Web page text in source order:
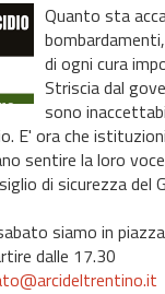
Quanto sta
di ogni cura
Striscia dal
sono
E' ora che
sentire la loro
di sicurezza del
siamo in
dalle 17.30